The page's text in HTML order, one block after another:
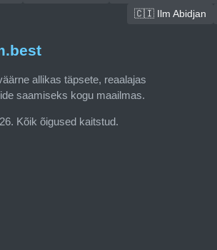
🇨🇮 Ilm Abidjan
allikas täpsete, reaalajas
saamiseks kogu maailmas.
Kõik õigused kaitstud.